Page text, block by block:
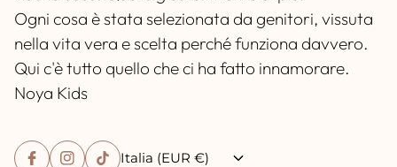
Ogni cosa è stata selezionata da genitori, vissuta
nella vita vera e scelta perché funziona davvero.
Qui c'è tutto quello che ci ha fatto innamorare.
Noya Kids
Italia (EUR €)